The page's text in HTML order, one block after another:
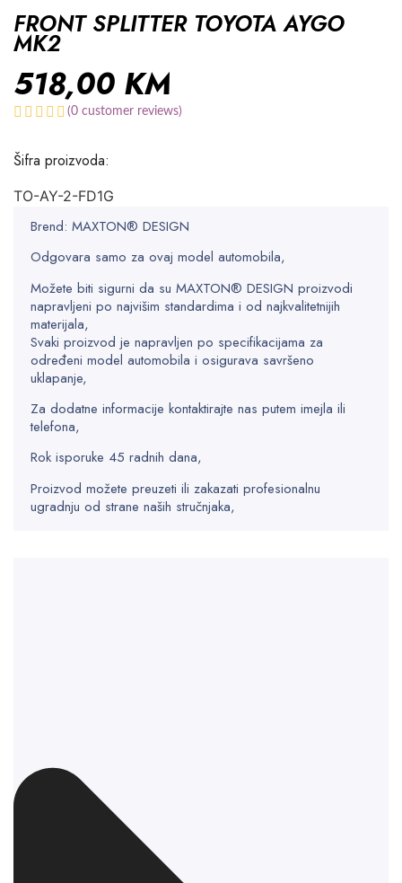
FRONT SPLITTER TOYOTA AYGO
MK2
518,00 KM
(0 customer reviews)
Šifra proizvoda:
TO-AY-2-FD1G
Brend: MAXTON® DESIGN
Odgovara samo za ovaj model automobila,
Možete biti sigurni da su MAXTON® DESIGN proizvodi
napravljeni po najvišim standardima i od najkvalitetnijih
materijala,
Svaki proizvod je napravljen po specifikacijama za
određeni model automobila i osigurava savršeno
uklapanje,
Za dodatne informacije kontaktirajte nas putem imejla ili
telefona,
Rok isporuke 45 radnih dana,
Proizvod možete preuzeti ili zakazati profesionalnu
ugradnju od strane naših stručnjaka,